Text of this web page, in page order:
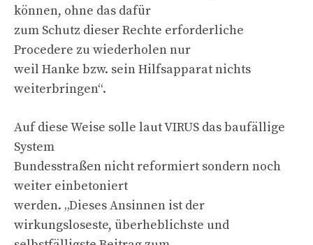
können, ohne das dafür
zum Schutz dieser Rechte erforderliche
Procedere zu wiederholen nur
weil Hanke bzw. sein Hilfsapparat nichts
weiterbringen“.
Auf diese Weise solle laut VIRUS das baufällige
System
Bundesstraßen nicht reformiert sondern noch
weiter einbetoniert
werden. „Dieses Ansinnen ist der
wirkungsloseste, überheblichste und